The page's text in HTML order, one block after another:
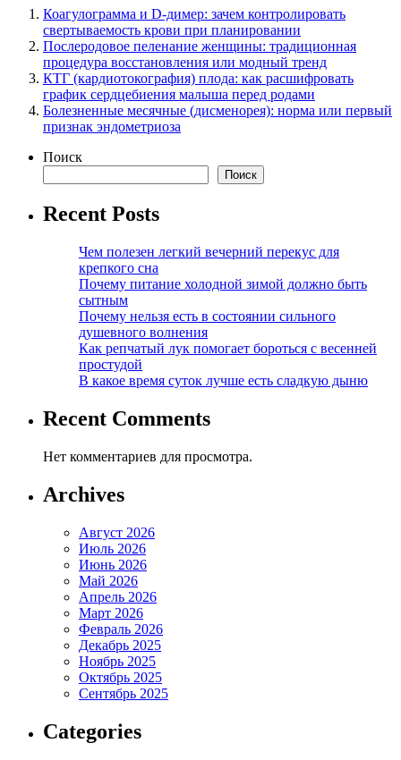
Коагулограмма и D-димер: зачем контролировать
свертываемость крови при планировании
Послеродовое пеленание женщины: традиционная
процедура восстановления или модный тренд
КТГ (кардиотокография) плода: как расшифровать
график сердцебиения малыша перед родами
Болезненные месячные (дисменорея): норма или первый
признак эндометриоза
Поиск
Поиск
Recent Posts
Чем полезен легкий вечерний перекус для
крепкого сна
Почему питание холодной зимой должно быть
сытным
Почему нельзя есть в состоянии сильного
душевного волнения
Как репчатый лук помогает бороться с весенней
простудой
В какое время суток лучше есть сладкую дыню
Recent Comments
Нет комментариев для просмотра.
Archives
Август 2026
Июль 2026
Июнь 2026
Май 2026
Апрель 2026
Март 2026
Февраль 2026
Декабрь 2025
Ноябрь 2025
Октябрь 2025
Сентябрь 2025
Categories